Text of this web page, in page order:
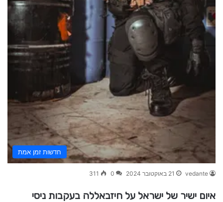
חדשות זמן אמת
vedante 21 באוקטובר 2024 0
311
איום ישיר של ישראל על חיזבאללה בעקבות ניסי